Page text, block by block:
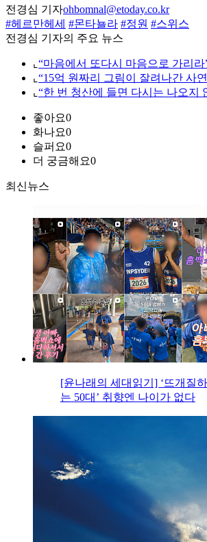
전경심 기자ohbomnal@etoday.co.kr
#헤르만헤세 #몬타뇰라 #정원 #스위스
전경심 기자의 주요 뉴스
⌞ “마음에서 또다시 마음으로 가리라
⌞ “15억 원짜리 그림이 잘려나간 사
⌞ “한 번 청산에 들면 다시는 나오지
좋아요0
화나요0
슬퍼요0
더 궁금해요0
최신뉴스
[윤나래의 세대읽기] ‘뜨개질
는 50대’ 취향엔 나이가 없다